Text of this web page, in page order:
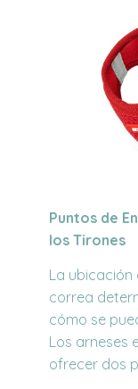
Puntos de
los Tirones
La ubicación
correa
cómo se
Los arneses
ofrecer dos